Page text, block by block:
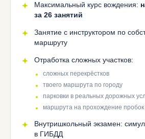
Максимальный курс вождения:
за 26 занятий
Занятие с инструктором по
маршруту
Отработка сложных участков:
сложных перекрёстков
твоего маршрута по городу
парковки в реальных дорожных
маршрута на прохождение пробок
Внутришкольный экзамен:
в ГИБДД